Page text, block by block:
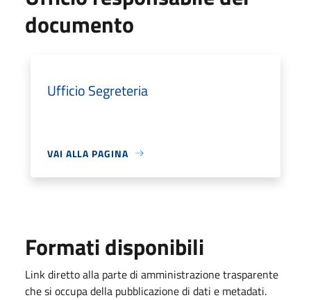
documento
Ufficio Segreteria
VAI ALLA PAGINA
Formati disponibili
Link diretto alla parte di amministrazione trasparente
che si occupa della pubblicazione di dati e metadati.